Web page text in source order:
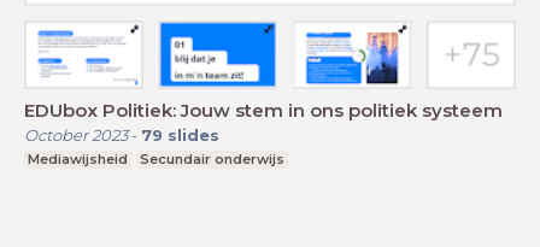
EDUbox Politiek: Jouw stem in ons politiek systeem
October 2023- 79 slides
Mediawijsheid Secundair onderwijs